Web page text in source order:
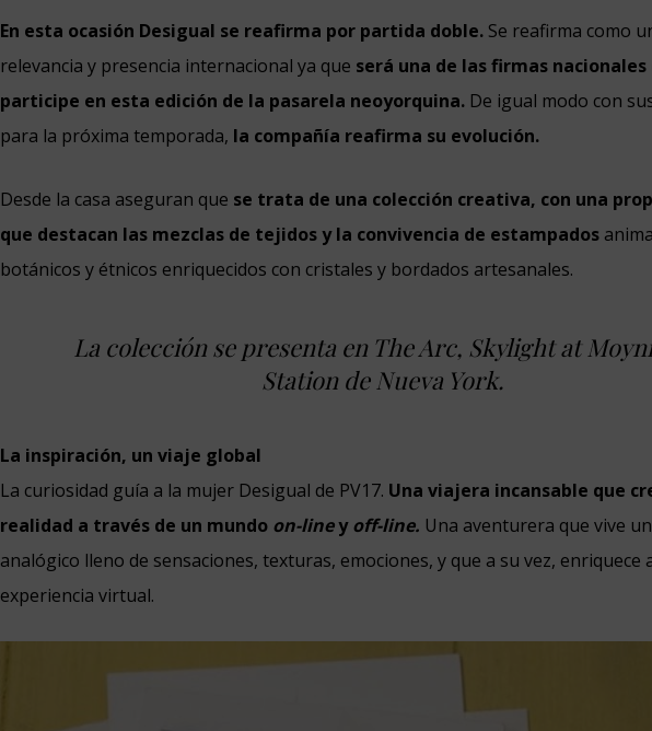
En esta ocasión Desigual se reafirma por partida doble. Se reafirma como
relevancia y presencia internacional ya que será una de las firmas nacionales
participe en esta edición de la pasarela neoyorquina. De igual modo con
para la próxima temporada, la compañía reafirma su evolución.
Desde la casa aseguran que se trata de una colección creativa, con una
que destacan las mezclas de tejidos y la convivencia de estampados
botánicos y étnicos enriquecidos con cristales y bordados artesanales.
La colección se presenta en The Arc, Skylight at
Station de Nueva York.
La inspiración, un viaje global
La curiosidad guía a la mujer Desigual de PV17. Una viajera incansable que
realidad a través de un mundo on-lineyoff-line. Una aventurera que vive
analógico lleno de sensaciones, texturas, emociones, y que a su vez, enriquece
experiencia virtual.